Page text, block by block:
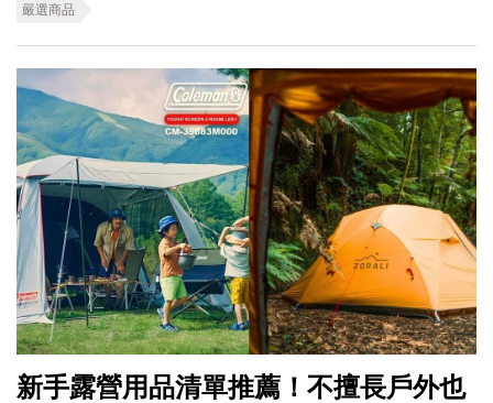
嚴選商品
新手露營用品清單推薦！不擅長戶外也